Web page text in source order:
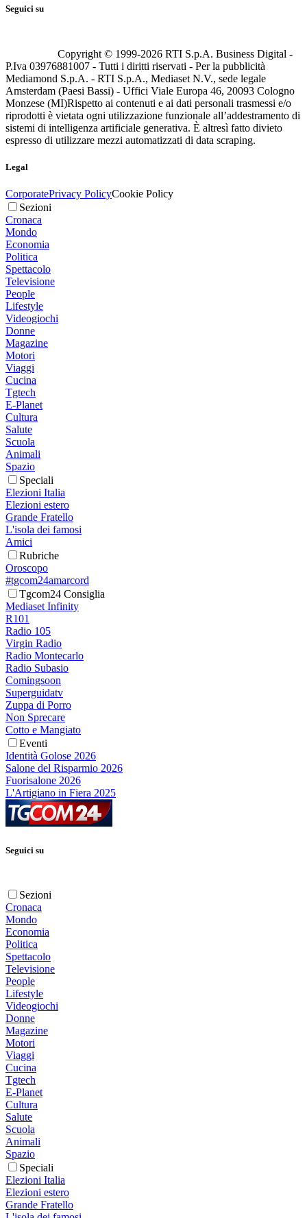
Seguici su
Copyright © 1999-2026 RTI S.p.A. Business Digital -
P.Iva 03976881007 - Tutti i diritti riservati - Per la pubblicità
Mediamond S.p.A. - RTI S.p.A., Mediaset N.V., sede legale
Amsterdam (Paesi Bassi) - Uffici Viale Europa 46, 20093 Cologno
Monzese (MI)Rispetto ai contenuti e ai dati personali trasmessi e/o
riprodotti è vietata ogni utilizzazione funzionale all’addestramento di
sistemi di intelligenza artificiale generativa. È altresì fatto divieto
espresso di utilizzare mezzi automatizzati di data scraping.
Legal
CorporatePrivacy PolicyCookie Policy
Sezioni
Cronaca
Mondo
Economia
Politica
Spettacolo
Televisione
People
Lifestyle
Videogiochi
Donne
Magazine
Motori
Viaggi
Cucina
Tgtech
E-Planet
Cultura
Salute
Scuola
Animali
Spazio
Speciali
Elezioni Italia
Elezioni estero
Grande Fratello
L'isola dei famosi
Amici
Rubriche
Oroscopo
#tgcom24amarcord
Tgcom24 Consiglia
Mediaset Infinity
R101
Radio 105
Virgin Radio
Radio Montecarlo
Radio Subasio
Comingsoon
Superguidatv
Zuppa di Porro
Non Sprecare
Cotto e Mangiato
Eventi
Identità Golose 2026
Salone del Risparmio 2026
Fuorisalone 2026
L'Artigiano in Fiera 2025
Seguici su
Sezioni
Cronaca
Mondo
Economia
Politica
Spettacolo
Televisione
People
Lifestyle
Videogiochi
Donne
Magazine
Motori
Viaggi
Cucina
Tgtech
E-Planet
Cultura
Salute
Scuola
Animali
Spazio
Speciali
Elezioni Italia
Elezioni estero
Grande Fratello